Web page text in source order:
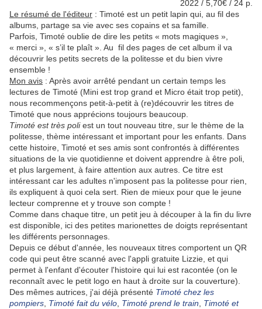
2022 / 5,70€ / 24 p.
Le résumé de l'éditeur : Timoté est un petit lapin qui, au fil des
albums, partage sa vie avec ses copains et sa famille.
Parfois, Timoté oublie de dire les petits « mots magiques »,
« merci », « s’il te plaît ». Au fil des pages de cet album il va
découvrir les petits secrets de la politesse et du bien vivre
ensemble !
Mon avis : Après avoir arrêté pendant un certain temps les
lectures de Timoté (Mini est trop grand et Micro était trop petit),
nous recommençons petit-à-petit à (re)découvrir les titres de
Timoté que nous apprécions toujours beaucoup.
Timoté est très poliest un tout nouveau titre, sur le thème de la
politesse, thème intéressant et important pour les enfants. Dans
cette histoire, Timoté et ses amis sont confrontés à différentes
situations de la vie quotidienne et doivent apprendre à être poli,
et plus largement, à faire attention aux autres. Ce titre est
intéressant car les adultes n'imposent pas la politesse pour rien,
ils expliquent à quoi cela sert. Rien de mieux pour que le jeune
lecteur comprenne et y trouve son compte !
Comme dans chaque titre, un petit jeu à découper à la fin du livre
est disponible, ici des petites marionettes de doigts représentant
les différents personnages.
Depuis ce début d'année, les nouveaux titres comportent un QR
code qui peut être scanné avec l'appli gratuite Lizzie, et qui
permet à l'enfant d'écouter l'histoire qui lui est racontée (on le
reconnaît avec le petit logo en haut à droite sur la couverture).
Des mêmes autrices, j'ai déjà présenté Timoté chez les
pompiers Timoté fait du vélo Timoté prend le train
Timoté et